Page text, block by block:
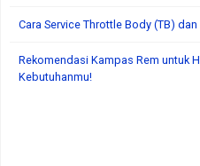
Cara Service Throttle Body (TB)
Rekomendasi Kampas Rem untuk
Kebutuhanmu!